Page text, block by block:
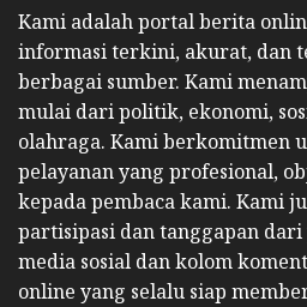
Kami adalah portal berita
informasi terkini, akurat, dan
berbagai sumber. Kami
mulai dari politik, ekonomi,
olahraga. Kami berkomitmen
pelayanan yang profesional,
kepada pembaca kami. Kami
partisipasi dan tanggapan
media sosial dan kolom
online yang selalu siap